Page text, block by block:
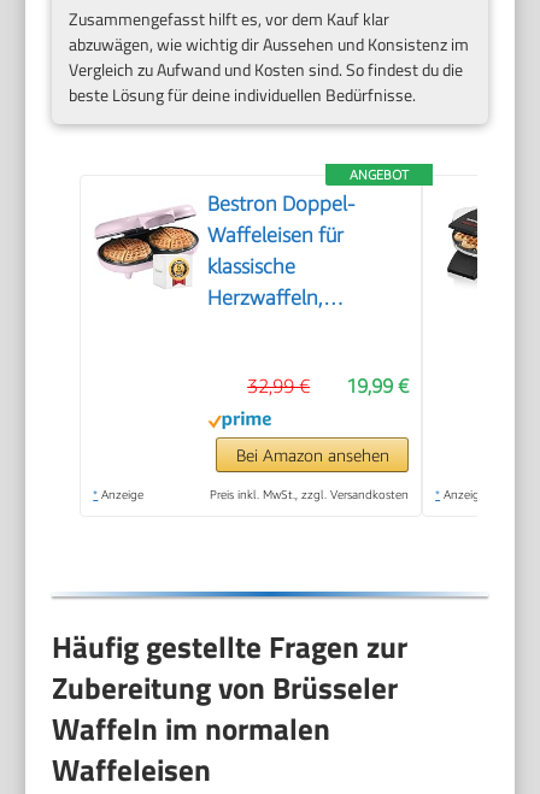
Zusammengefasst hilft es, vor dem Kauf klar
abzuwägen, wie wichtig dir Aussehen und Konsistenz im
Vergleich zu Aufwand und Kosten sind. So findest du die
beste Lösung für deine individuellen Bedürfnisse.
ANGEBOT
Bestron Doppel-
Waffeleisen für
klassische
Herzwaffeln,
Antihaftbeschichtung,
ideal für
Kindergeburtstage,
Ostern &
19,99 €
32,99 €
Bei Amazon ansehen
* Anzeige Preis inkl. MwSt., zzgl. Versandkosten * Anzeige
Häufig gestellte Fragen zur
Zubereitung von Brüsseler
Waffeln im normalen
Waffeleisen